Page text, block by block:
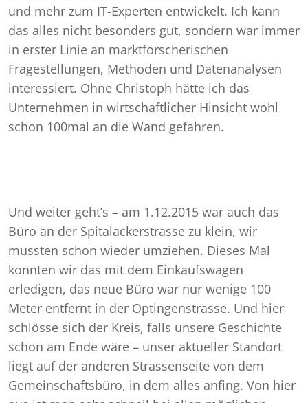
und mehr zum IT-Experten entwickelt. Ich kann
das alles nicht besonders gut, sondern war immer
in erster Linie an marktforscherischen
Fragestellungen, Methoden und Datenanalysen
interessiert. Ohne Christoph hätte ich das
Unternehmen in wirtschaftlicher Hinsicht wohl
schon 100mal an die Wand gefahren.
Und weiter geht’s – am 1.12.2015 war auch das
Büro an der Spitalackerstrasse zu klein, wir
mussten schon wieder umziehen. Dieses Mal
konnten wir das mit dem Einkaufswagen
erledigen, das neue Büro war nur wenige 100
Meter entfernt in der Optingenstrasse. Und hier
schlösse sich der Kreis, falls unsere Geschichte
schon am Ende wäre – unser aktueller Standort
liegt auf der anderen Strassenseite von dem
Gemeinschaftsbüro, in dem alles anfing. Von hier